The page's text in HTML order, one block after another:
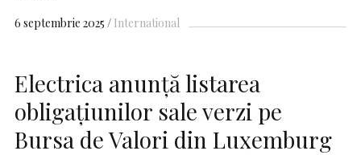
6 septembrie 2025 International
Electrica anunță listarea
obligațiunilor sale verzi pe
Bursa de Valori din Luxemburg